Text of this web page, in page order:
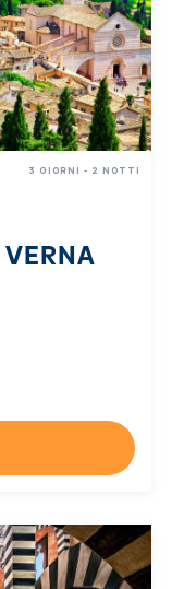
3 GIORNI - 2 NOTTI